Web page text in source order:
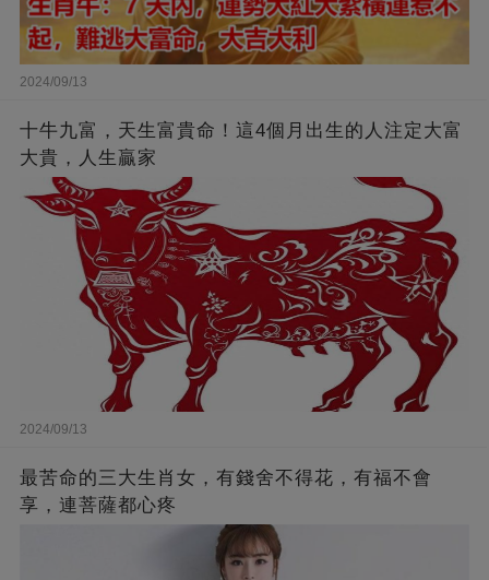
2024/09/13
十牛九富，天生富貴命！這4個月出生的人注定大富
大貴，人生贏家
2024/09/13
最苦命的三大生肖女，有錢舍不得花，有福不會
享，連菩薩都心疼